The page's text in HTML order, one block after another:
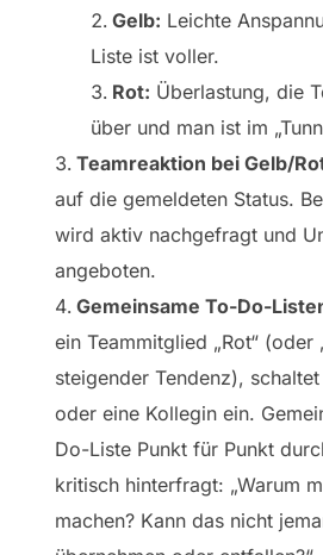
Gelb: Leichte
Liste ist voller.
Rot: Überlastung, die
über und man ist im
Teamreaktion bei Gelb/
auf die gemeldeten Status.
wird aktiv nachgefragt und
angeboten.
Gemeinsame To-Do-
ein Teammitglied „Rot“ (oder
steigender Tendenz),
oder eine Kollegin ein.
Do-Liste Punkt für Punkt
kritisch hinterfragt: „Warum
machen? Kann das nicht